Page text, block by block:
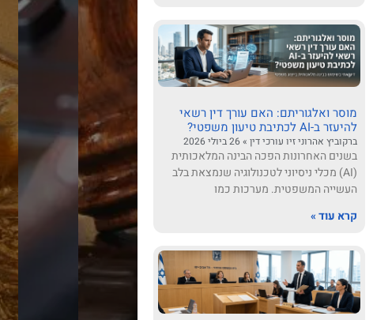
מוסר ואלגוריתם: האם עורך דין רשאי
להיעזר ב-AI לכתיבת טיעון משפטי?
ברקוביץ אהרוני זיו עורכי דין
בשנים האחרונות הפכה הבינה המלאכותית
(AI) מכלי ניסיוני לטכנולוגיה שנמצאת בלב
העשייה המשפטית. מערכות כמו
קרא עוד »